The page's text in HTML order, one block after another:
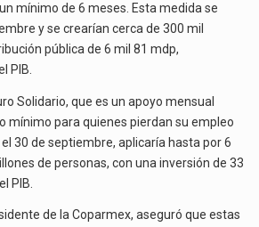
mínimo de 6 meses. Esta medida se
y se crearían cerca de 300 mil
pública de 6 mil 81 mdp,
PIB.
Solidario, que es un apoyo mensual
mínimo para quienes pierdan su empleo
30 de septiembre, aplicaría hasta por 6
de personas, con una inversión de 33
PIB.
de la Coparmex, aseguró que estas